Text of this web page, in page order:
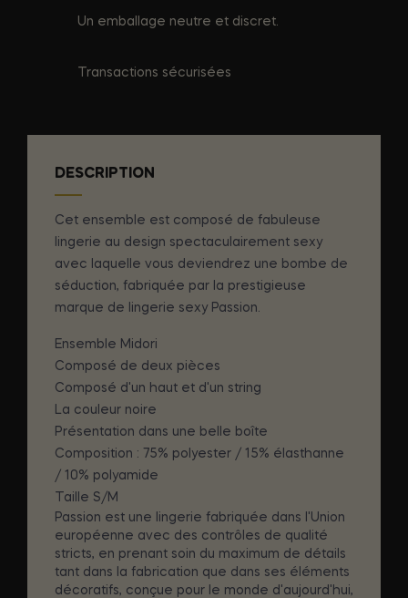
Un emballage neutre et discret.
Transactions sécurisées
DESCRIPTION
Cet ensemble est composé de fabuleuse
lingerie au design spectaculairement sexy
avec laquelle vous deviendrez une bombe de
séduction, fabriquée par la prestigieuse
marque de lingerie sexy Passion.
Ensemble Midori
Composé de deux pièces
Composé d'un haut et d'un string
La couleur noire
Présentation dans une belle boîte
Composition : 75% polyester / 15% élasthanne
/ 10% polyamide
Taille S/M
Passion est une lingerie fabriquée dans l'Union
européenne avec des contrôles de qualité
stricts, en prenant soin du maximum de détails
tant dans la fabrication que dans ses éléments
décoratifs, conçue pour le monde d'aujourd'hui,